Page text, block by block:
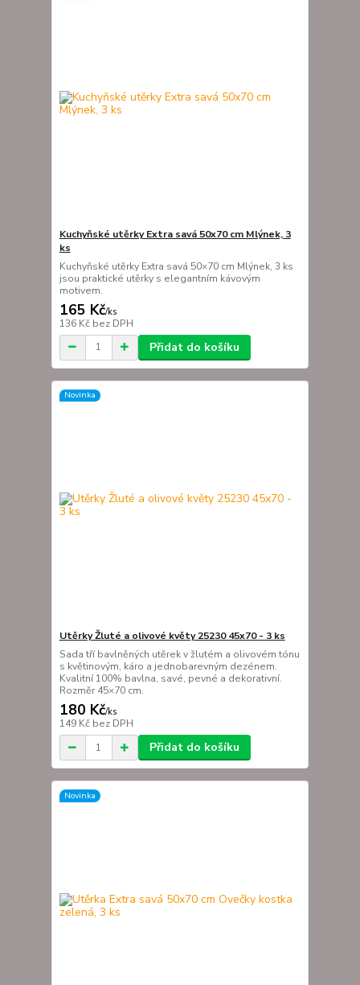
Kuchyňské utěrky Extra savá 50x70 cm Mlýnek, 3
ks
Kuchyňské utěrky Extra savá 50×70 cm Mlýnek, 3 ks
jsou praktické utěrky s elegantním kávovým
motivem.
165 Kč/ks
136 Kč bez DPH
Přidat do košíku
Novinka
Utěrky Žluté a olivové květy 25230 45x70 - 3 ks
Sada tří bavlněných utěrek v žlutém a olivovém tónu
s květinovým, káro a jednobarevným dezénem.
Kvalitní 100% bavlna, savé, pevné a dekorativní.
Rozměr 45×70 cm.
180 Kč/ks
149 Kč bez DPH
Přidat do košíku
Novinka